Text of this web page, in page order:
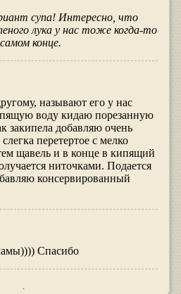
супа! Интересно, что
лука у нас тоже когда-то
конце.
называют его у нас
воду кидаю порезанную
закипела добавляю очень
перетертое с мелко
щавель и в конце в кипящий
ниточками. Подается
консервированный
Спасибо